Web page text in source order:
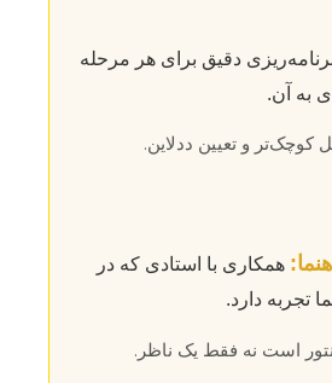
دقیق برای هر مرحله
به آن.
کوچک‌تر و تعیین ددلاین.
همکاری با استادی که در
تجربه دارد.
است نه فقط یک ناظر.